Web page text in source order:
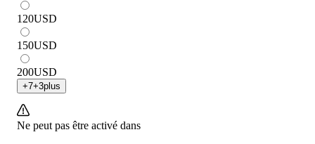
120USD
150USD
200USD
+7+3plus
Ne peut pas être activé dans